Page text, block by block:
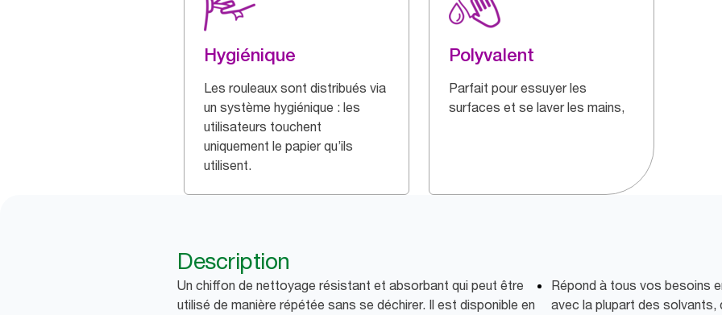
Hygiénique
Les rouleaux sont distribués via
un système hygiénique : les
utilisateurs touchent
uniquement le papier qu’ils
utilisent.
Polyvalent
Parfait pour essuyer les
surfaces et se laver les mains,
Description
Un chiffon de nettoyage résistant et absorbant qui peut être
utilisé de manière répétée sans se déchirer. Il est disponible en
Répond à tous vos besoins
avec la plupart des